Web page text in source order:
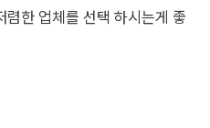
렴한 업체를 선택 하시는게 좋